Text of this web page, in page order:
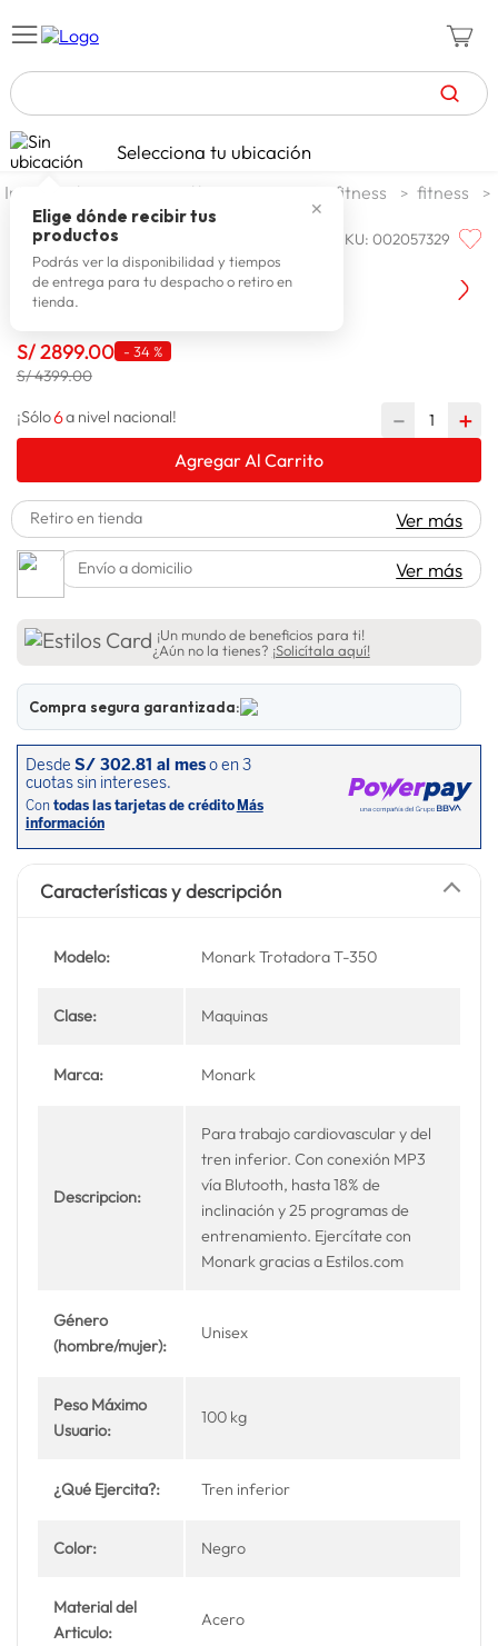
TÉRMINOS MÁS BUSCADOS
1. celulares
2. zapatillas mujer
3. zapatillas hombre
4. moda
6. tv
7. laptop
9. cocina
10. lavadora
Selecciona tu ubicación
✕
Elige dónde recibir tus
productos
Podrás ver la disponibilidad y tiempos
de entrega para tu despacho o retiro en
tienda.
deportes y aire libre ejercicio y fitness fitness
MONARK SKU:002057329
Monark Trotadora T-350
S/2899.00 - 34 %
S/ 4399.00
¡Sólo6a nivel nacional! ＋
－
Agregar Al Carrito
Retiro en tienda Ver más
Envío a domicilio Ver más
¡Un mundo de beneficios para ti!
¿Aún no la tienes? ¡Solicítala aquí!
Compra segura garantizada:
Características y descripción
Modelo: Monark Trotadora T-350
Clase: Maquinas
Marca: Monark
Descripcion:
Para trabajo cardiovascular y del
tren inferior. Con conexión MP3
vía Blutooth, hasta 18% de
inclinación y 25 programas de
entrenamiento. Ejercítate con
Monark gracias a Estilos.com
Género
(hombre/mujer):
Unisex
Peso Máximo
Usuario:
100 kg
¿Qué Ejercita?: Tren inferior
Color: Negro
Material del
Articulo:
Acero